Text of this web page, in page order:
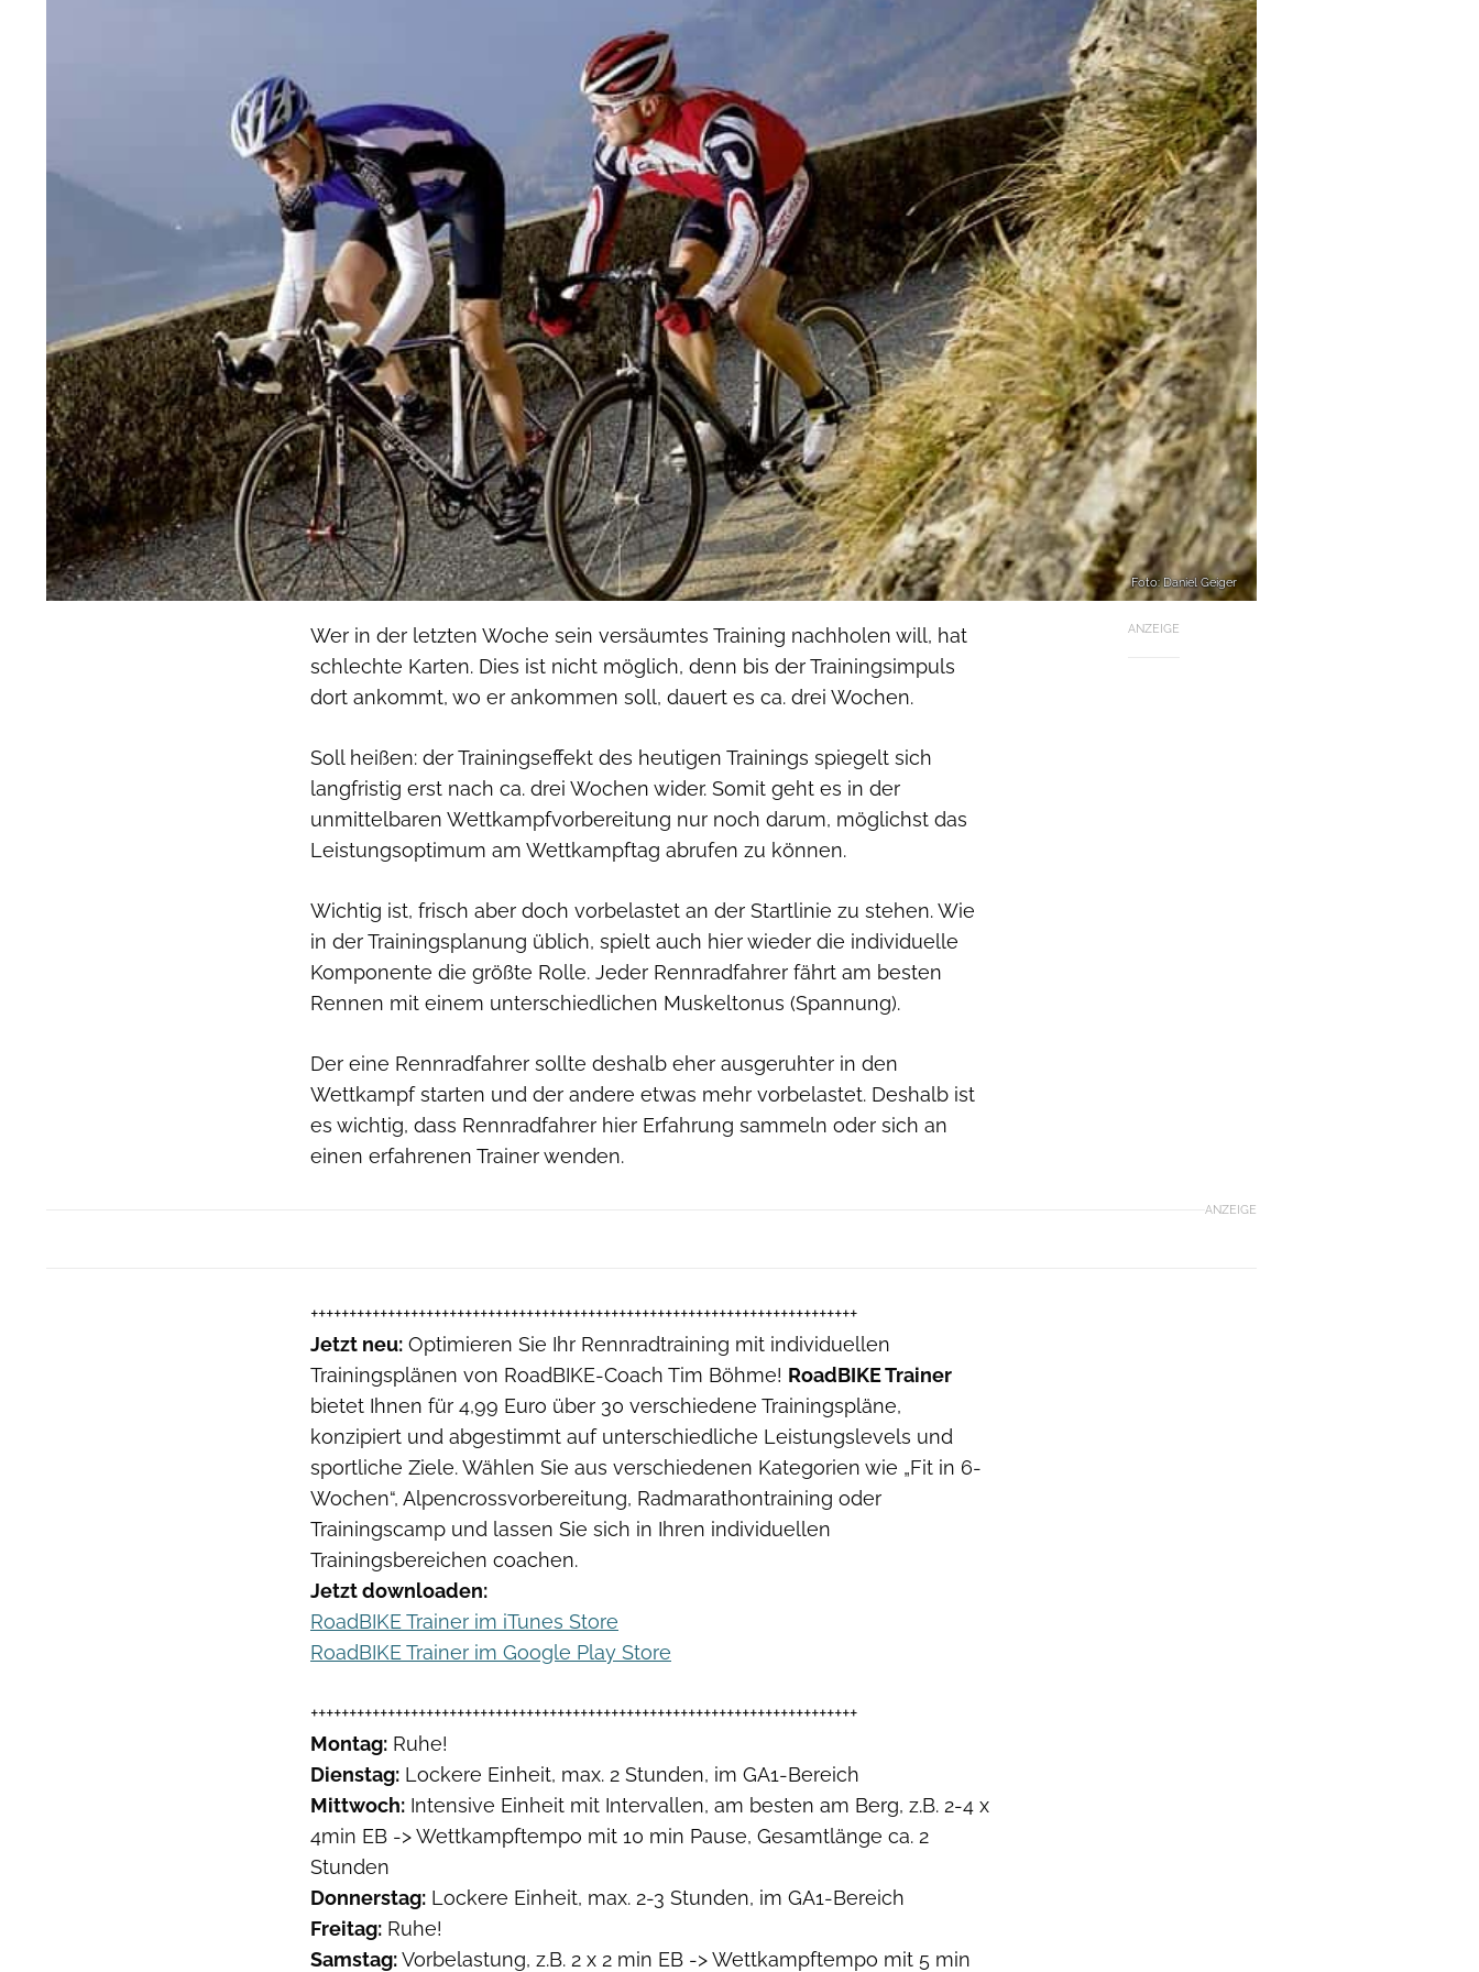
Foto: Daniel Geiger
ANZEIGE
Wer in der letzten Woche sein versäumtes Training nachholen will, hat
schlechte Karten. Dies ist nicht möglich, denn bis der Trainingsimpuls
dort ankommt, wo er ankommen soll, dauert es ca. drei Wochen.
Soll heißen: der Trainingseffekt des heutigen Trainings spiegelt sich
langfristig erst nach ca. drei Wochen wider. Somit geht es in der
unmittelbaren Wettkampfvorbereitung nur noch darum, möglichst das
Leistungsoptimum am Wettkampftag abrufen zu können.
Wichtig ist, frisch aber doch vorbelastet an der Startlinie zu stehen. Wie
in der Trainingsplanung üblich, spielt auch hier wieder die individuelle
Komponente die größte Rolle. Jeder Rennradfahrer fährt am besten
Rennen mit einem unterschiedlichen Muskeltonus (Spannung).
Der eine Rennradfahrer sollte deshalb eher ausgeruhter in den
Wettkampf starten und der andere etwas mehr vorbelastet. Deshalb ist
es wichtig, dass Rennradfahrer hier Erfahrung sammeln oder sich an
einen erfahrenen Trainer wenden.
ANZEIGE
+++++++++++++++++++++++++++++++++++++++++++++++++++++++++++++++++++++++
Jetzt neu: Optimieren Sie Ihr Rennradtraining mit individuellen
Trainingsplänen von RoadBIKE-Coach Tim Böhme! RoadBIKE Trainer
bietet Ihnen für 4,99 Euro über 30 verschiedene Trainingspläne,
konzipiert und abgestimmt auf unterschiedliche Leistungslevels und
sportliche Ziele. Wählen Sie aus verschiedenen Kategorien wie „Fit in 6-
Wochen“, Alpencrossvorbereitung, Radmarathontraining oder
Trainingscamp und lassen Sie sich in Ihren individuellen
Trainingsbereichen coachen.
Jetzt downloaden:
RoadBIKE Trainer im iTunes Store
RoadBIKE Trainer im Google Play Store
+++++++++++++++++++++++++++++++++++++++++++++++++++++++++++++++++++++++
Montag: Ruhe!
Dienstag: Lockere Einheit, max. 2 Stunden, im GA1-Bereich
Mittwoch: Intensive Einheit mit Intervallen, am besten am Berg, z.B. 2-4 x
4min EB -> Wettkampftempo mit 10 min Pause, Gesamtlänge ca. 2
Stunden
Donnerstag: Lockere Einheit, max. 2-3 Stunden, im GA1-Bereich
Freitag: Ruhe!
Samstag:Vorbelastung, z.B. 2 x 2 min EB -> Wettkampftempo mit 5 min